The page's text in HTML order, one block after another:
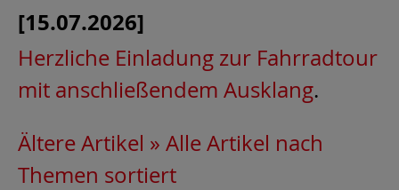
[15.07.2026]
Herzliche Einladung zur Fahrradtour
mit anschließendem Ausklang.
Ältere Artikel » Alle Artikel nach
Themen sortiert